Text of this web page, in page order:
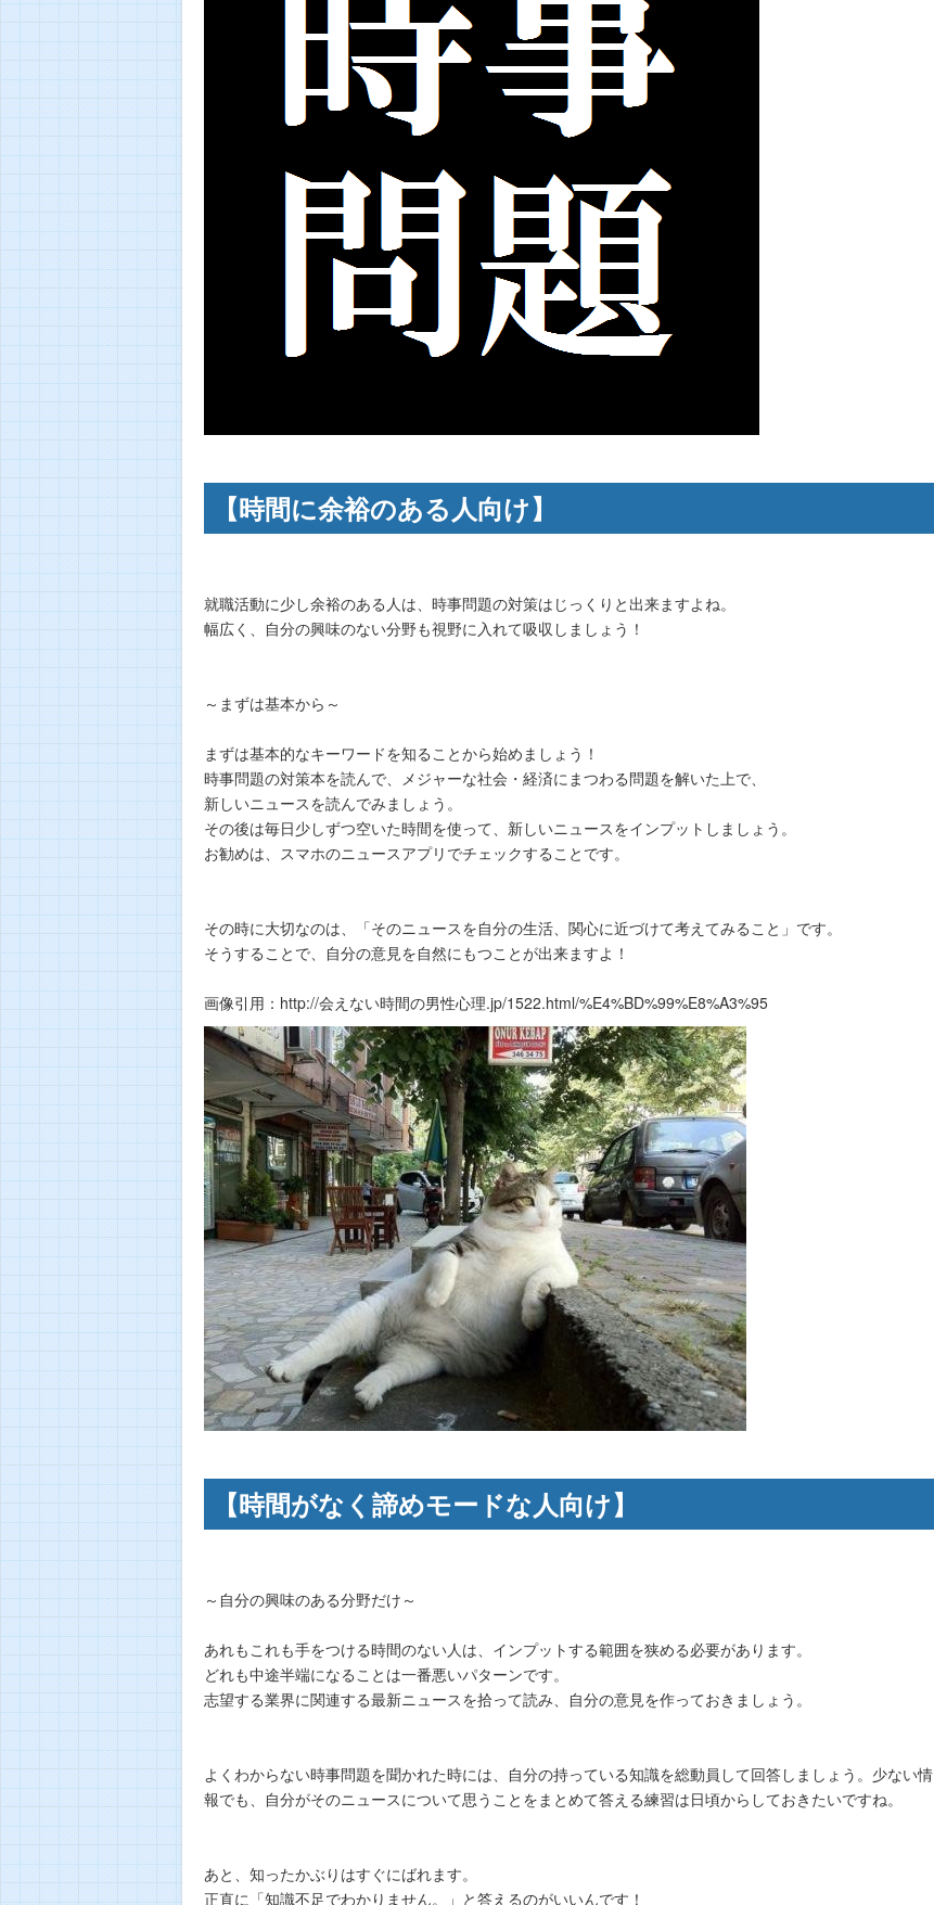
【時間に余裕のある人向け】
就職活動に少し余裕のある人は、時事問題の対策はじっくりと出来ますよね。
幅広く、自分の興味のない分野も視野に入れて吸収しましょう！
～まずは基本から～
まずは基本的なキーワードを知ることから始めましょう！
時事問題の対策本を読んで、メジャーな社会・経済にまつわる問題を解いた上で、
新しいニュースを読んでみましょう。
その後は毎日少しずつ空いた時間を使って、新しいニュースをインプットしましょう。
お勧めは、スマホのニュースアプリでチェックすることです。
その時に大切なのは、「そのニュースを自分の生活、関心に近づけて考えてみること」です。
そうすることで、自分の意見を自然にもつことが出来ますよ！
画像引用：http://会えない時間の男性心理.jp/1522.html/%E4%BD%99%E8%A3%95
【時間がなく諦めモードな人向け】
～自分の興味のある分野だけ～
あれもこれも手をつける時間のない人は、インプットする範囲を狭める必要があります。
どれも中途半端になることは一番悪いパターンです。
志望する業界に関連する最新ニュースを拾って読み、自分の意見を作っておきましょう。
よくわからない時事問題を聞かれた時には、自分の持っている知識を総動員して回答しましょう。少ない情
報でも、自分がそのニュースについて思うことをまとめて答える練習は日頃からしておきたいですね。
あと、知ったかぶりはすぐにばれます。
正直に「知識不足でわかりません。」と答えるのがいいんです！